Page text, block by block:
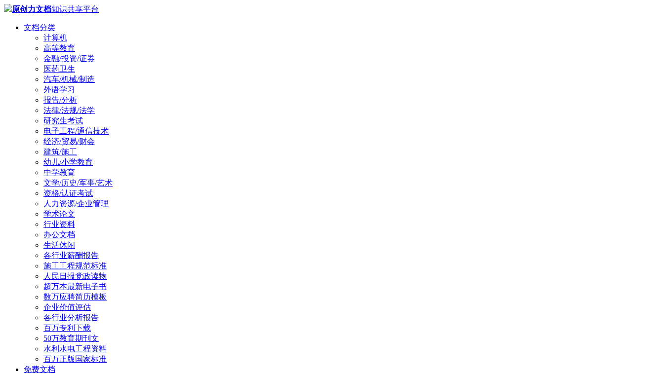
原创力文档知识共享平台
文档分类
计算机
高等教育
金融/投资/证券
医药卫生
汽车/机械/制造
外语学习
报告/分析
法律/法规/法学
研究生考试
电子工程/通信技术
经济/贸易/财会
建筑/施工
幼儿/小学教育
中学教育
文学/历史/军事/艺术
资格/认证考试
人力资源/企业管理
学术论文
行业资料
办公文档
生活休闲
各行业薪酬报告
施工工程规范标准
人民日报党政读物
超万本最新电子书
数万应聘简历模板
企业价值评估
各行业分析报告
百万专利下载
50万教育期刊文
水利水电工程资料
百万正版国家标准
免费文档